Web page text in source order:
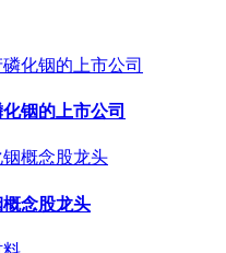
铟的上市公司
念股龙头